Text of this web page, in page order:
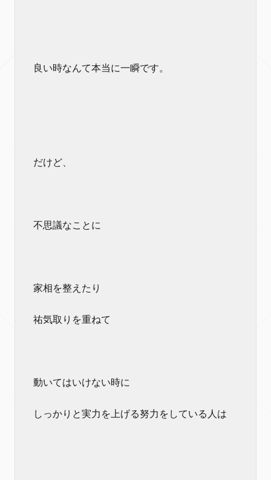
良い時なんて本当に一瞬です。
だけど、
不思議なことに
家相を整えたり
祐気取りを重ねて
動いてはいけない時に
しっかりと実力を上げる努力をしている人は